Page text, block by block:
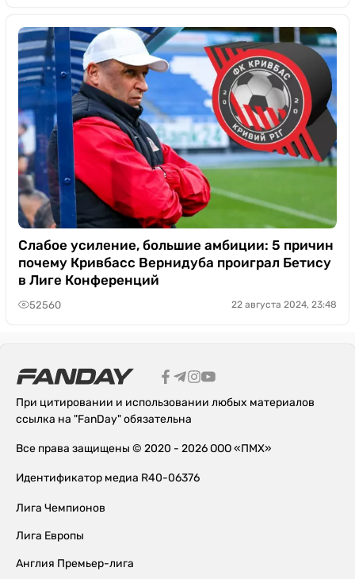
Слабое усиление, большие амбиции: 5 причин
почему Кривбасс Вернидуба проиграл Бетису
в Лиге Конференций
52560 22 августа 2024, 23:48
При цитировании и использовании любых материалов
ссылка на "FanDay" обязательна
Все права защищены © 2020 - 2026 ООО «ПМХ»
Идентификатор медиа R40-06376
Лига Чемпионов
Лига Европы
Англия Премьер-лига